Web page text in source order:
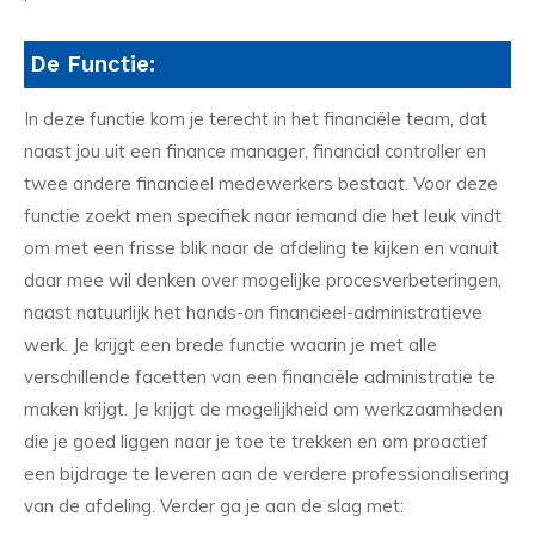
De Functie:
In deze functie kom je terecht in het financiële team, dat
naast jou uit een finance manager, financial controller en
twee andere financieel medewerkers bestaat. Voor deze
functie zoekt men specifiek naar iemand die het leuk vindt
om met een frisse blik naar de afdeling te kijken en vanuit
daar mee wil denken over mogelijke procesverbeteringen,
naast natuurlijk het hands-on financieel-administratieve
werk. Je krijgt een brede functie waarin je met alle
verschillende facetten van een financiële administratie te
maken krijgt. Je krijgt de mogelijkheid om werkzaamheden
die je goed liggen naar je toe te trekken en om proactief
een bijdrage te leveren aan de verdere professionalisering
van de afdeling. Verder ga je aan de slag met: